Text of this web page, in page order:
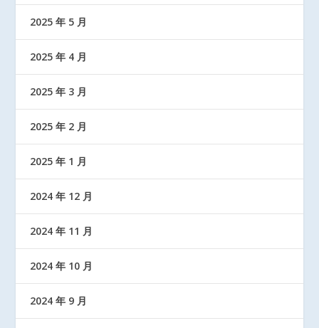
2025 年 5 月
2025 年 4 月
2025 年 3 月
2025 年 2 月
2025 年 1 月
2024 年 12 月
2024 年 11 月
2024 年 10 月
2024 年 9 月